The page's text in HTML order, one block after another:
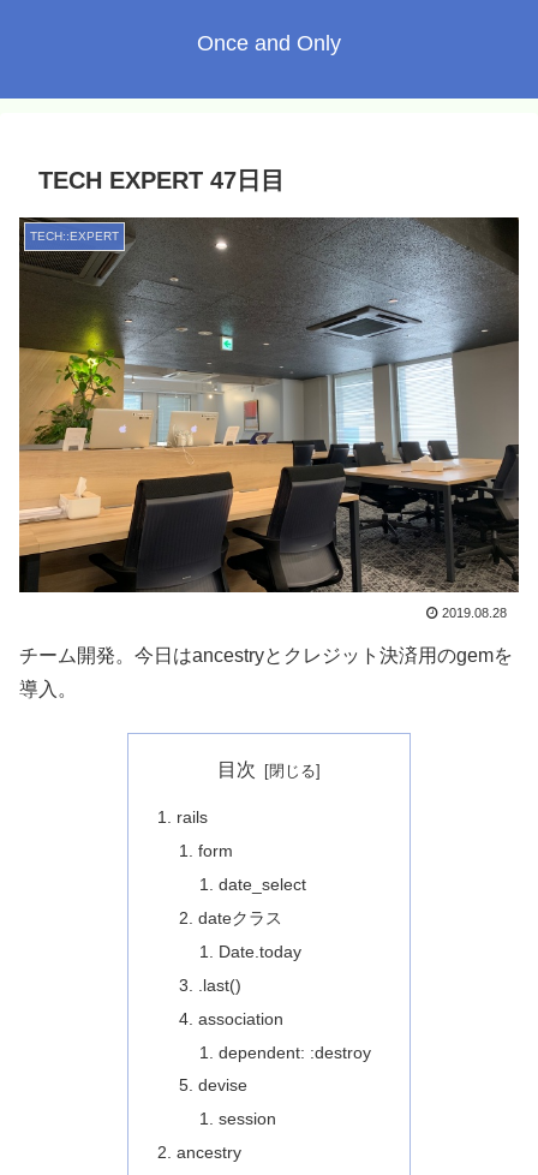
Once and Only
TECH EXPERT 47日目
TECH::EXPERT
2019.08.28
チーム開発。今日はancestryとクレジット決済用のgemを
導入。
目次
rails
form
date_select
dateクラス
Date.today
.last()
association
dependent: :destroy
devise
session
ancestry